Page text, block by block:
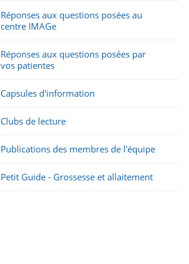
Réponses aux questions posées au
centre IMAGe
Réponses aux questions posées par
vos patientes
Capsules d'information
Clubs de lecture
Publications des membres de l'équipe
Petit Guide - Grossesse et allaitement